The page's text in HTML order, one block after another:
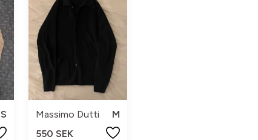
S
Massimo Dutti
M
550 SEK